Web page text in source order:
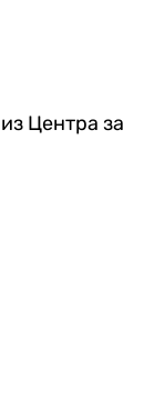
Центра за